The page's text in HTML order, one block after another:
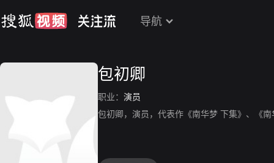
导航
包初卿
职业： 演员
包初卿，演员，代表作《南华梦 下集》、《